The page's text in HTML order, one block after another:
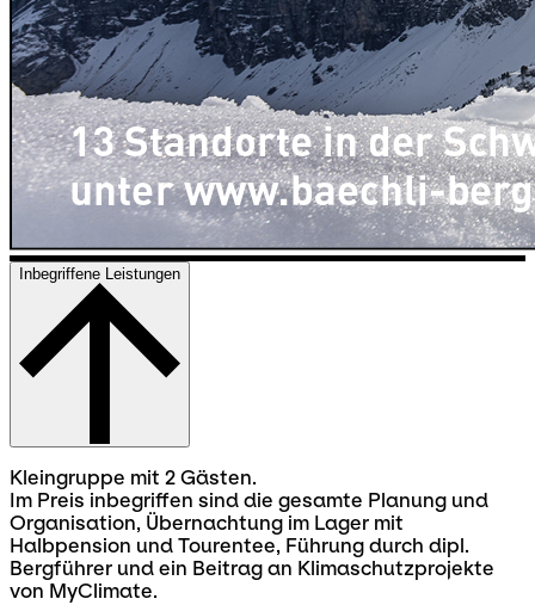
Inbegriffene Leistungen
Kleingruppe mit 2 Gästen.
Im Preis inbegriffen sind die gesamte Planung und
Organisation, Übernachtung im Lager mit
Halbpension und Tourentee, Führung durch dipl.
Bergführer und ein Beitrag an Klimaschutzprojekte
von MyClimate.